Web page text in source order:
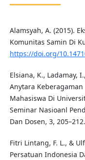
Alamsyah, A. (2015).
Komunitas Samin Di
https://doi.org/
Elsiana, K., Ladamay,
Anytara
Mahasiswa Di
Seminar Nasioanl
Dan Dosen, 3, 205–212.
Fitri Lintang, F. L., &
Persatuan Indonesia